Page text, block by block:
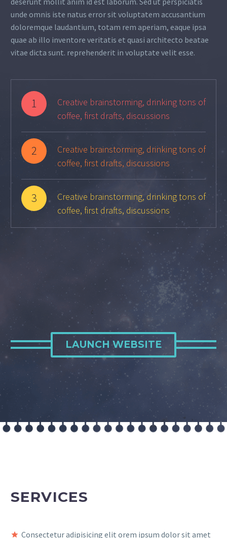
unde omnis iste natus error sit voluptatem accusantium
doloremque laudantium, totam rem aperiam, eaque ipsa
quae ab illo inventore veritatis et quasi architecto beatae
vitae dicta sunt. reprehenderit in voluptate velit esse.
1
Creative brainstorming, drinking tons of
coffee, first drafts, discussions
2
Creative brainstorming, drinking tons of
coffee, first drafts, discussions
3
Creative brainstorming, drinking tons of
coffee, first drafts, discussions
LAUNCH WEBSITE
SERVICES
Consectetur adipisicing elit orem ipsum dolor sit amet